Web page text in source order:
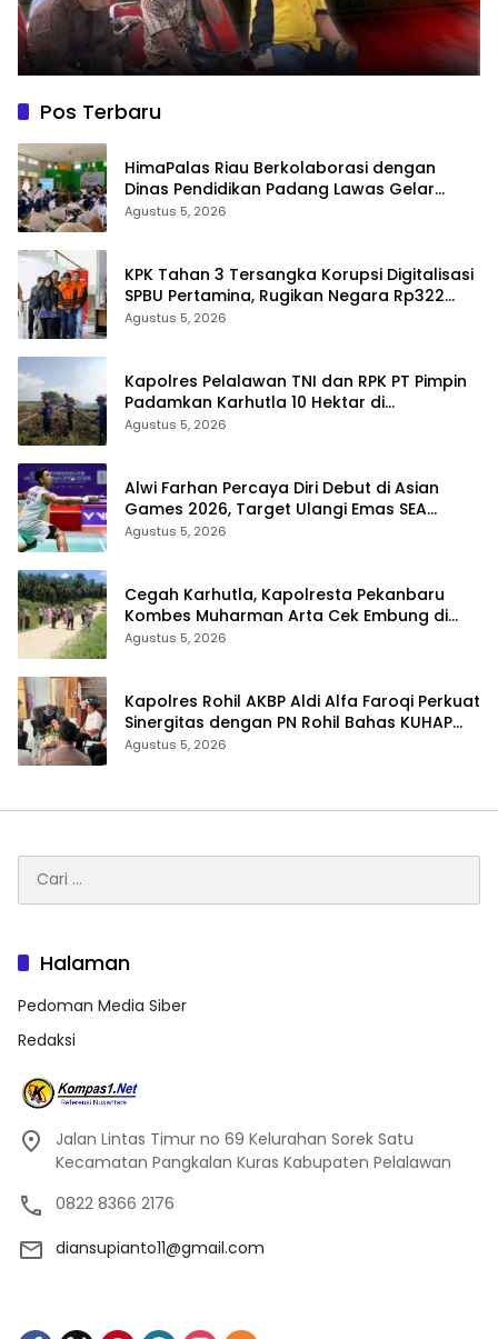
Pos Terbaru
HimaPalas Riau Berkolaborasi dengan
Dinas Pendidikan Padang Lawas Gelar
Pelatihan OSIS SMP se-Kabupaten Padang
Agustus 5, 2026
KPK Tahan 3 Tersangka Korupsi Digitalisasi
SPBU Pertamina, Rugikan Negara Rp322
Miliar
Agustus 5, 2026
Kapolres Pelalawan TNI dan RPK PT Pimpin
Padamkan Karhutla 10 Hektar di
Kerumutan, Water Bombing Diterjunkan
Agustus 5, 2026
Alwi Farhan Percaya Diri Debut di Asian
Games 2026, Target Ulangi Emas SEA
Games
Agustus 5, 2026
Cegah Karhutla, Kapolresta Pekanbaru
Kombes Muharman Arta Cek Embung di
Payung Sekaki dan Tenayan Raya
Agustus 5, 2026
Kapolres Rohil AKBP Aldi Alfa Faroqi Perkuat
Sinergitas dengan PN Rohil Bahas KUHAP
Baru
Agustus 5, 2026
untuk:
Halaman
Pedoman Media Siber
Redaksi
Jalan Lintas Timur no 69 Kelurahan Sorek Satu
Kecamatan Pangkalan Kuras Kabupaten Pelalawan
0822 8366 2176
diansupianto11@gmail.com